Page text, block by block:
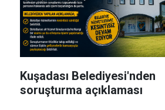
Kuşadası Belediyesi'nden
soruşturma açıklaması